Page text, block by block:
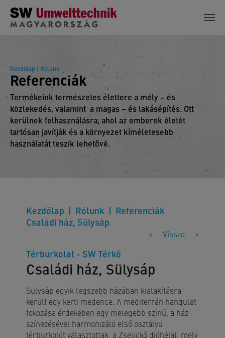
Skip to main content
Kezdőlap | Rólunk
Referenciák
Termékeink természetes élettere a mély – és
közlekedés, valamint a magas – és lakásépítés. Ott
kerülnek felhasználásra, ahol az emberek életét
tartósan javítják és a környezet kíméletesebb
használatát teszik lehetővé.
Kezdőlap Rólunk
Referenciák
Családi ház, Sülysáp
< Vissza >
Térburkolat - SW Térkő
Családi ház, Sülysáp
Sülysáp egyik legszebb házában kialakításra
került egy kerti medence. A mediterrán hangulat
fokozása érdekében egy melegebb színű, a ház
színezésével harmonizáló első osztályú
térburkolót választottak, a Zselickő dióhéjat, mely